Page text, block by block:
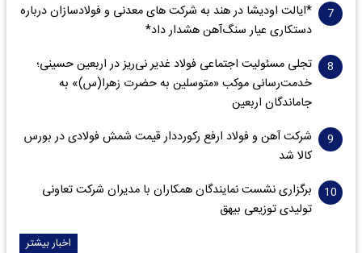
*ایالت اودیشا در هند به شرکت های معدنی و فولادسازان درباره
دستکاری عیار سنگ‌آهن هشدار داد*
تجلی مسئولیت اجتماعی فولاد غدیر نی‌ریز در اربعین حسینی؛
خدمت‌رسانی موکب «متوسلین به حضرت زهرا(س)» به
جاماندگان اربعین
شرکت آهن و فولاد ارفع رکورددار قیمت شمش فولادی در بورس
کالا شد
برگزاری نشست نمایندگان همکاران با مدیران شرکت تعاونی
تولیدی توزیعی بیهق
اخبار بیشتر